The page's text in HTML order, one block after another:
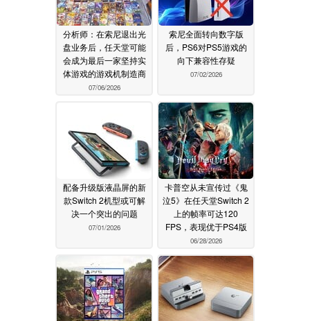
分析师：在索尼退出光
盘业务后，任天堂可能
会成为最后一家坚持实
体游戏的游戏机制造商
07/06/2026
索尼全面转向数字版
后，PS6对PS5游戏的
向下兼容性存疑
07/02/2026
配备升级版液晶屏的新
款Switch 2机型或可解
决一个突出的问题
07/01/2026
卡普空从未宣传过《鬼
泣5》在任天堂Switch 2
上的帧率可达120
FPS，表现优于PS4版
06/28/2026